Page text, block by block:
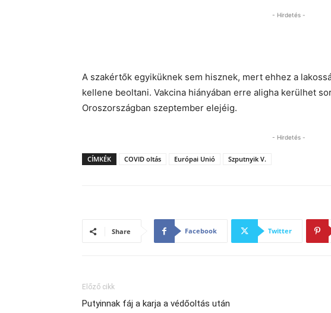
- Hirdetés -
A szakértők egyiküknek sem hisznek, mert ehhez a
kellene beoltani. Vakcina hiányában erre aligha kerülhet
Oroszországban szeptember elejéig.
- Hirdetés -
CÍMKÉK COVID oltás Európai Unió Szputnyik V.
Share Facebook Twitter
Előző cikk
Putyinnak fáj a karja a védőoltás után